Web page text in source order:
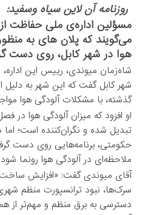
روزنامه آن لاین سیاه وسفید:
مسؤلین اداره‌ی ملی حفاظت
می‌گویند که پلان های به
هوا در شهر کابل، روی دست
شاه‌زمان میوندی، رییس این
شهر کابل گفت که این شهر به دلیل
گذشته، با مشکلات آلودگی هوا
او افزود که میزان آلودگی هوا
تبدیل شده و نگران‌کننده است؛ اما
حکومتی، برنامه‌هایی روی دست
ملاحظه‌ای در آلودگی هوا رونما شود.
آقای میوندی گفت: «افزایش
سرک‌ها، نبود ترانسپورت منظم
دسترسی به برق منظم و مهم‌تر از